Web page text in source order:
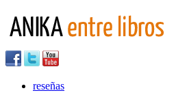
reseñas